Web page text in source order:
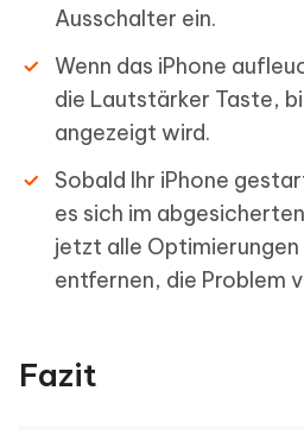
Ausschalter ein.
Wenn das iPhone
die Lautstärker Taste,
angezeigt wird.
Sobald Ihr iPhone
es sich im
jetzt alle
entfernen, die Problem
Fazit